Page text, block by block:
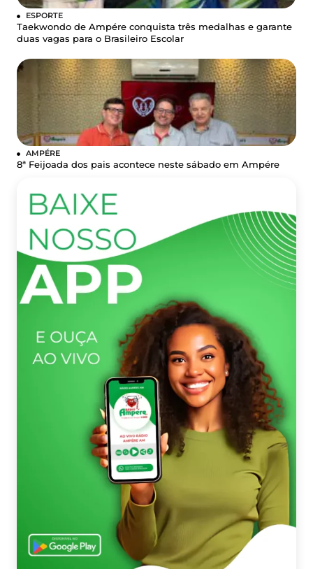
ESPORTE
Taekwondo de Ampére conquista três medalhas e garante
duas vagas para o Brasileiro Escolar
AMPÉRE
8ª Feijoada dos pais acontece neste sábado em Ampére